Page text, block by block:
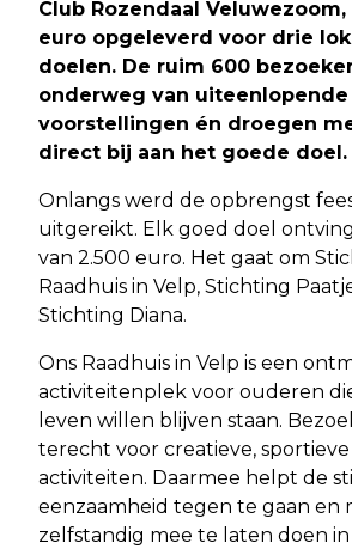
Club Rozendaal
euro opgeleverd voor drie
doelen. De ruim 600
onderweg van uiteenlopende
voorstellingen én droegen
direct bij aan het goede doel.
Onlangs werd de opbrengst
uitgereikt. Elk goed doel
van 2.500 euro. Het gaat om
Raadhuis in Velp, Stichting
Stichting Diana.
Ons Raadhuis in Velp is een
activiteitenplek voor ouderen
leven willen blijven staan.
terecht voor creatieve, sportieve
activiteiten. Daarmee helpt de
eenzaamheid tegen te gaan en
zelfstandig mee te laten doen